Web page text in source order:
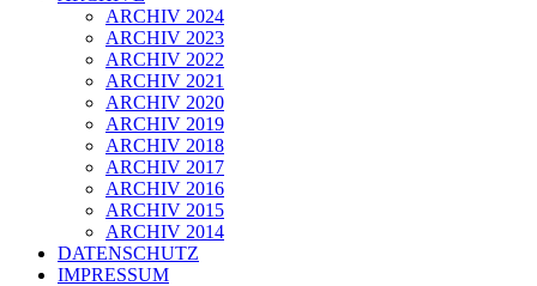
ARCHIV 2024
ARCHIV 2023
ARCHIV 2022
ARCHIV 2021
ARCHIV 2020
ARCHIV 2019
ARCHIV 2018
ARCHIV 2017
ARCHIV 2016
ARCHIV 2015
ARCHIV 2014
DATENSCHUTZ
IMPRESSUM